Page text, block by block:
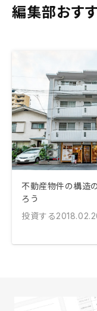
編集部おす
不動産物件の構造
ろう
投資する